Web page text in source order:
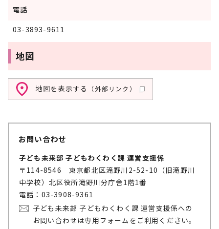
電話
03-3893-9611
地図
地図を表示する （外部リンク）
お問い合わせ
子ども未来部 子どもわくわく課 運営支援係
〒114-8546 東京都北区滝野川2-52-10（旧滝野川
中学校）北区役所滝野川分庁舎1階1番
電話：03-3908-9361
子ども未来部 子どもわくわく課 運営支援係への
お問い合わせは専用フォームをご利用ください。